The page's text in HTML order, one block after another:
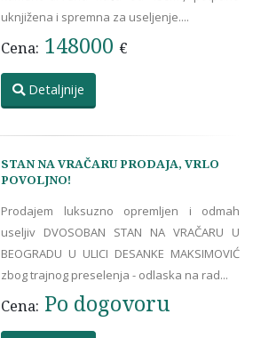
uknjižena i spremna za useljenje....
Cena: 148000 €
Detaljnije
STAN NA VRAČARU PRODAJA, VRLO
POVOLJNO!
Prodajem luksuzno opremljen i odmah
useljiv DVOSOBAN STAN NA VRAČARU U
BEOGRADU U ULICI DESANKE MAKSIMOVIĆ
zbog trajnog preselenja - odlaska na rad...
Cena: Po dogovoru